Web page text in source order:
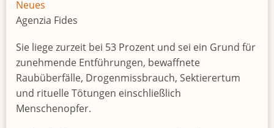
Neues
Agenzia Fides
Sie liege zurzeit bei 53 Prozent und sei ein Grund für
zunehmende Entführungen, bewaffnete
Raubüberfälle, Drogenmissbrauch, Sektierertum
und rituelle Tötungen einschließlich
Menschenopfer.